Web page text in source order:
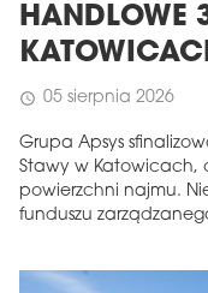
HANDLOWE
schedule 05 sierpnia 2026
Grupa Apsys
Stawy w Katowicach,
powierzchni najmu.
funduszu